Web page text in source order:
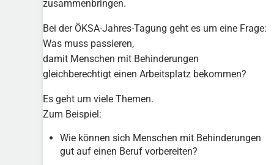
zusammenbringen.
Bei der ÖKSA-Jahres-Tagung geht es um eine Frage:
Was muss passieren,
damit Menschen mit Behinderungen
gleichberechtigt einen Arbeitsplatz bekommen?
Es geht um viele Themen.
Zum Beispiel:
Wie können sich Menschen mit Behinderungen
gut auf einen Beruf vorbereiten?